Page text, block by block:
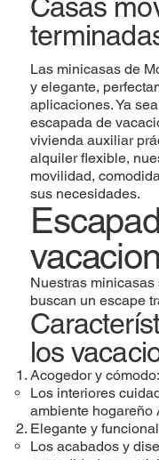
Las minicasas de
y elegante,
aplicaciones. Ya
escapada de
vivienda auxiliar
alquiler flexible,
movilidad,
sus necesidades.
Nuestras
buscan un escape
los
Acogedor y cómodo:
Los interiores
ambiente hogareño
Elegante y
Los acabados y
Casas